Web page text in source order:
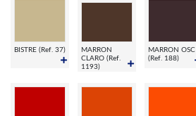
BISTRE (Ref. 37)
MARRON
CLARO (Ref.
1193)
MARRON OSC
(Ref. 188)